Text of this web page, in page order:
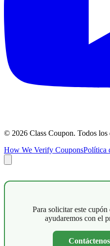
© 2026 Class Coupon. Todos los
How We Verify CouponsPolítica
Para solicitar este
ayudaremos con el